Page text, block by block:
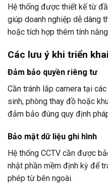
Hệ thống được thiết kế từ
giúp doanh nghiệp dễ dàng
hoặc tích hợp thêm tính
Các lưu ý khi triển
Đảm bảo quyền riêng tư
Cần tránh lắp camera tại
sinh, phòng thay đồ hoặc
đảm bảo đúng quy định
Bảo mật dữ liệu ghi hình
Hệ thống CCTV cần được
nhật phần mềm định kỳ để
phép từ bên ngoài.